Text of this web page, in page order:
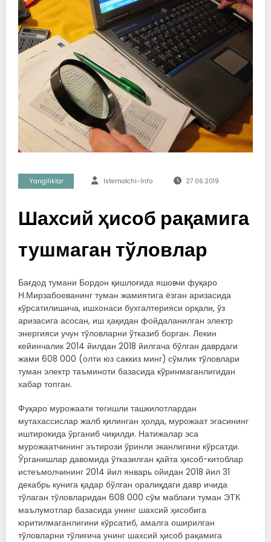
Yangiliklar Istemolchi-Info 27.06.2019
Шахсий ҳисоб рақамига
тушмаган тўловлар
Бағдод тумани Бордон қишлоғида яшовчи фуқаро
Н.Мирзабоеванинг туман жамиятига ёзган аризасида
кўрсатилишича, ишхонаси бухгалтерияси орқали, ўз
аризасига асосан, иш ҳақидан фойдаланилган электр
энергияси учун тўловларни ўтказиб борган. Лекин
кейинчалик 2014 йилдан 2018 йилгача бўлган даврдаги
жами 608 000 (олти юз саккиз минг) сўмлик тўловлари
туман электр таъминоти базасида кўринмаганлигидан
хабар топган.
Фуқаро мурожаати тегишли ташкилотлардан
мутахассислар жалб қилинган ҳолда, мурожаат эгасининг
иштирокида ўрганиб чиқилди. Натижалар эса
мурожаатчининг эътирози ўринли эканлигини кўрсатди.
Ўрганишлар давомида ўтказилган қайта ҳисоб-китоблар
истеъмолчининг 2014 йил январь ойидан 2018 йил 31
декабрь кунига қадар бўлган оралиқдаги давр ичида
тўлаган тўловларидан 608 000 сўм маблағи туман ЭТК
маълумотлар базасида унинг шахсий ҳисобига
юритилмаганлигини кўрсатиб, амалга оширилган
тўловларни тўлиғича унинг шахсий ҳисоб рақамига